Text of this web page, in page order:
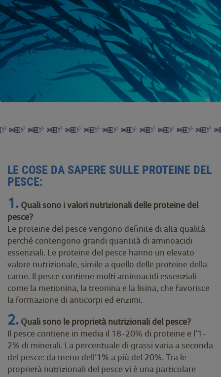
LE COSE DA SAPERE SULLE PROTEINE DEL
PESCE:
1. Quali sono i valori nutrizionali delle proteine del
pesce?
Le proteine del pesce vengono definite di alta qualità
perché contengono grandi quantità di aminoacidi
essenziali. Le proteine del pesce hanno un elevato
valore nutrizionale, simile a quello delle proteine della
carne. Il pesce contiene molti aminoacidi essenziali
come la metionina, la treonina e la lisina, che favorisce
la formazione di anticorpi ed enzimi.
2. Quali sono le proprietà nutrizionali del pesce?
Il pesce contiene in media il 18-20% di proteine e l’1-
2% di minerali. La percentuale di grassi varia a seconda
del pesce: da meno dell’1% a più del 20%. Tra le
proprietà nutrizionali del pesce vi è una particolare